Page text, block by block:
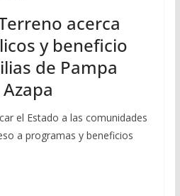
acerca
y beneficio
de Pampa
el Estado a las comunidades
a programas y beneficios